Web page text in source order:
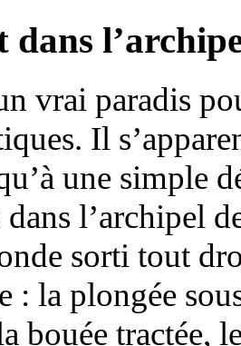
dans
vrai paradis
Il
une simple
l’archipel
sorti tout
: la plongée
bouée tractée,